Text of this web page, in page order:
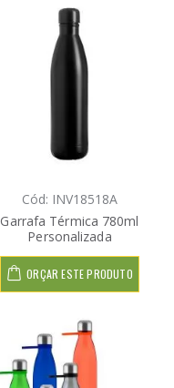
Cód: INV18518A
Garrafa Térmica 780ml
Personalizada
ORÇAR ESTE PRODUTO